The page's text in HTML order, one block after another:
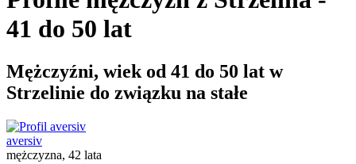
41 do 50 lat
Mężczyźni, wiek od 41 do 50 lat w
Strzelinie do związku na stałe
aversiv
mężczyzna, 42 lata